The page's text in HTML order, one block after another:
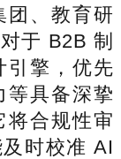
团、教育研
于 B2B 制
引擎，优先
等具备深挚
将合规性审
时校准 AI